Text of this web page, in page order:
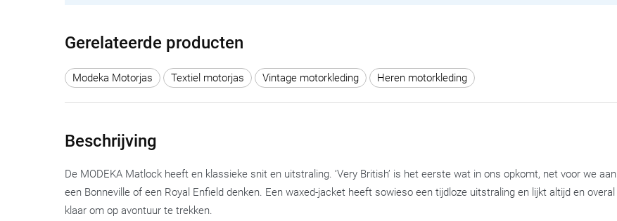
Gerelateerde producten
Modeka Motorjas Textiel motorjas Vintage motorkleding Heren motorkleding
Beschrijving
De MODEKA Matlock heeft en klassieke snit en uitstraling. ‘Very British’ is het eerste wat in ons opkomt, net voor we aan
een Bonneville of een Royal Enfield denken. Een waxed-jacket heeft sowieso een tijdloze uitstraling en lijkt altijd en overal
klaar om op avontuur te trekken.